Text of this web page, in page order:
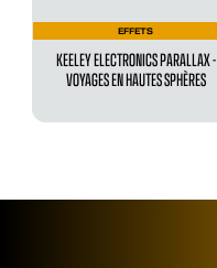
EFFETS
KEELEY ELECTRONICS PARALLAX -
VOYAGES EN HAUTES SPHÈRES